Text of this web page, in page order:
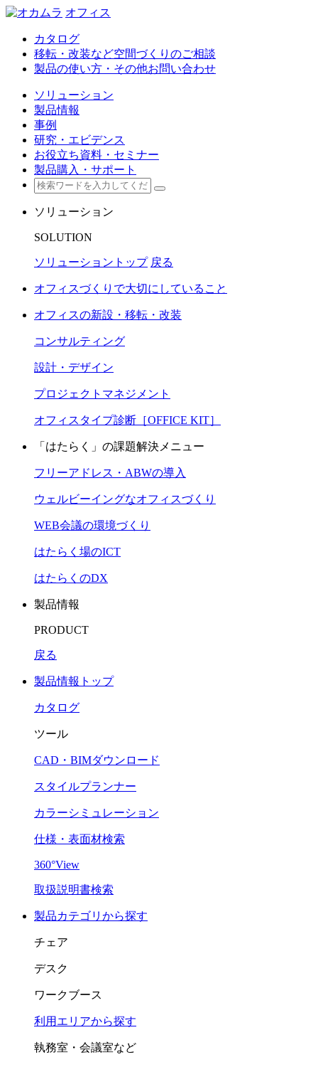
オフィス
カタログ
移転・改装など空間づくりのご相談
製品の使い方・その他お問い合わせ
ソリューション
製品情報
事例
研究・エビデンス
お役立ち資料・セミナー
製品購入・サポート
ソリューション
SOLUTION
ソリューショントップ 戻る
オフィスづくりで大切にしていること
オフィスの新設・移転・改装
コンサルティング
設計・デザイン
プロジェクトマネジメント
オフィスタイプ診断［OFFICE KIT］
「はたらく」の課題解決メニュー
フリーアドレス・ABWの導入
ウェルビーイングなオフィスづくり
WEB会議の環境づくり
はたらく場のICT
はたらくのDX
製品情報
PRODUCT
戻る
製品情報トップ
カタログ
ツール
CAD・BIMダウンロード
スタイルプランナー
カラーシミュレーション
仕様・表面材検索
360°View
取扱説明書検索
製品カテゴリから探す
チェア
デスク
ワークブース
利用エリアから探す
執務室・会議室など